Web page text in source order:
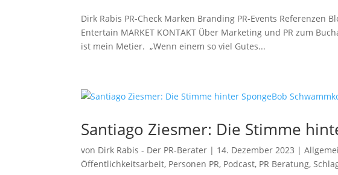
Dirk Rabis PR-Check Marken Branding PR-Events Referenzen
Entertain MARKET KONTAKT Über Marketing und PR zum
ist mein Metier. „Wenn einem so viel Gutes...
Santiago Ziesmer: Die Stimme
von Dirk Rabis - Der PR-Berater | 14. Dezember 2023 |
Öffentlichkeitsarbeit, Personen PR, Podcast, PR Beratung,